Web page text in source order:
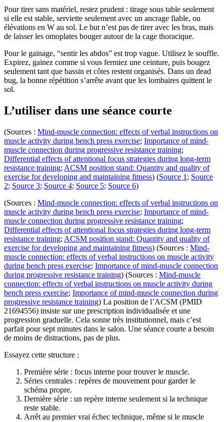
Pour tirer sans matériel, restez prudent : tirage sous table seulement
si elle est stable, serviette seulement avec un ancrage fiable, ou
élévations en W au sol. Le but n’est pas de tirer avec les bras, mais
de laisser les omoplates bouger autour de la cage thoracique.
Pour le gainage, “sentir les abdos” est trop vague. Utilisez le souffle.
Expirez, gainez comme si vous fermiez une ceinture, puis bougez
seulement tant que bassin et côtes restent organisés. Dans un dead
bug, la bonne répétition s’arrête avant que les lombaires quittent le
sol.
L’utiliser dans une séance courte
(Sources : Mind-muscle connection: effects of verbal instructions on
muscle activity during bench press exercise; Importance of mind-
muscle connection during progressive resistance training;
Differential effects of attentional focus strategies during long-term
resistance training; ACSM position stand: Quantity and quality of
exercise for developing and maintaining fitness) (Source 1 ; Source
2; Source 3; Source 4; Source 5; Source 6)
(Sources : Mind-muscle connection: effects of verbal instructions on
muscle activity during bench press exercise; Importance of mind-
muscle connection during progressive resistance training;
Differential effects of attentional focus strategies during long-term
resistance training; ACSM position stand: Quantity and quality of
exercise for developing and maintaining fitness) (Sources : Mind-
muscle connection: effects of verbal instructions on muscle activity
during bench press exercise; Importance of mind-muscle connection
during progressive resistance training) (Sources : Mind-muscle
connection: effects of verbal instructions on muscle activity during
bench press exercise; Importance of mind-muscle connection during
progressive resistance training) La position de l’ACSM (PMID
21694556) insiste sur une prescription individualisée et une
progression graduelle. Cela sonne très institutionnel, mais c’est
parfait pour sept minutes dans le salon. Une séance courte a besoin
de moins de distractions, pas de plus.
Essayez cette structure :
Première série : focus interne pour trouver le muscle.
Séries centrales : repères de mouvement pour garder le
schéma propre.
Dernière série : un repère interne seulement si la technique
reste stable.
Arrêt au premier vrai échec technique, même si le muscle